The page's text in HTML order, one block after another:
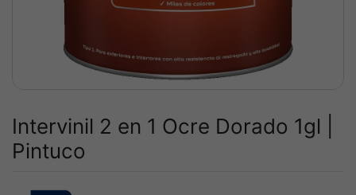
Intervinil 2 en 1 Ocre Dorado 1gl |
Pintuco